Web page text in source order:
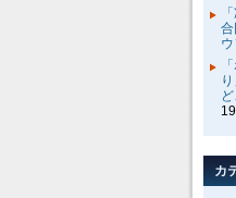
カ